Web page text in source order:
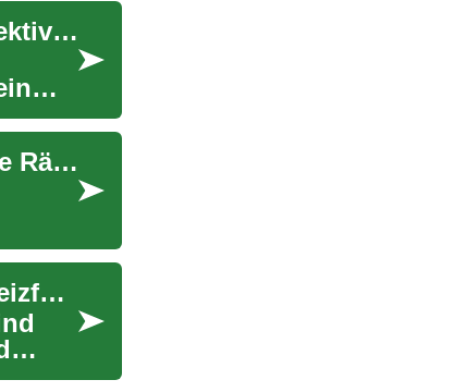
Mobile Klimageräte: Der ultimative Ratgeber für effektive Raumkühlung
Tragbare Klimaanlagen: Die ideale Lösung für kühle Räume im Sommer
Kanallose Klimaanlagen: Effiziente Kühlung und Heizfunktion